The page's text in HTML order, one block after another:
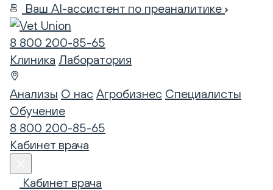
Ваш AI-ассистент по преаналитике
8 800 200-85-65
Клиника Лаборатория
Анализы О нас Агробизнес Специалисты
Обучение
8 800 200-85-65
Кабинет врача
Кабинет врача